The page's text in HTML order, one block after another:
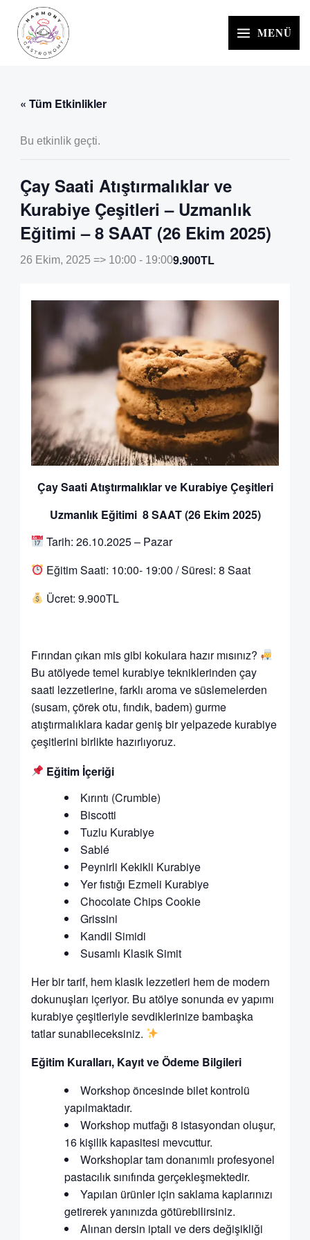
İçeriğe
MENÜ
« Tüm Etkinlikler
Bu etkinlik geçti.
Çay Saati Atıştırmalıklar ve
Kurabiye Çeşitleri – Uzmanlık
Eğitimi – 8 SAAT (26 Ekim 2025)
26 Ekim, 2025 => 10:00- 19:009.900TL
Çay Saati Atıştırmalıklar ve Kurabiye Çeşitleri
Uzmanlık Eğitimi 8 SAAT (26 Ekim 2025)
Tarih: 26.10.2025 – Pazar
Eğitim Saati: 10:00- 19:00 / Süresi: 8 Saat
Ücret: 9.900TL
Fırından çıkan mis gibi kokulara hazır mısınız?
Bu atölyede temel kurabiye tekniklerinden çay
saati lezzetlerine, farklı aroma ve süslemelerden
(susam, çörek otu, fındık, badem) gurme
atıştırmalıklara kadar geniş bir yelpazede kurabiye
çeşitlerini birlikte hazırlıyoruz.
Eğitim İçeriği
Kırıntı (Crumble)
Biscotti
Tuzlu Kurabiye
Sablé
Peynirli Kekikli Kurabiye
Yer fıstığı Ezmeli Kurabiye
Chocolate Chips Cookie
Grissini
Kandil Simidi
Susamlı Klasik Simit
Her bir tarif, hem klasik lezzetleri hem de modern
dokunuşları içeriyor. Bu atölye sonunda ev yapımı
kurabiye çeşitleriyle sevdiklerinize bambaşka
tatlar sunabileceksiniz.
Eğitim Kuralları, Kayıt ve Ödeme Bilgileri
Workshop öncesinde bilet kontrolü
yapılmaktadır.
Workshop mutfağı 8 istasyondan oluşur,
16 kişilik kapasitesi mevcuttur.
Workshoplar tam donanımlı profesyonel
pastacılık sınıfında gerçekleşmektedir.
Yapılan ürünler için saklama kaplarınızı
getirerek yanınızda götürebilirsiniz.
Alınan dersin iptali ve ders değişikliği